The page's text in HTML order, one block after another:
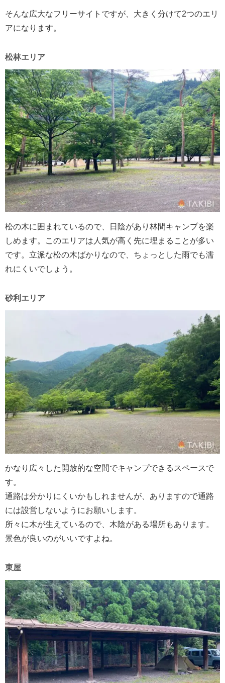
そんな広大なフリーサイトですが、大きく分けて2つのエリ
アになります。
松林エリア
松の木に囲まれているので、日陰があり林間キャンプを楽
しめます。このエリアは人気が高く先に埋まることが多い
です。立派な松の木ばかりなので、ちょっとした雨でも濡
れにくいでしょう。
砂利エリア
かなり広々した開放的な空間でキャンプできるスペースで
す。
通路は分かりにくいかもしれませんが、ありますので通路
には設営しないようにお願いします。
所々に木が生えているので、木陰がある場所もあります。
景色が良いのがいいですよね。
東屋